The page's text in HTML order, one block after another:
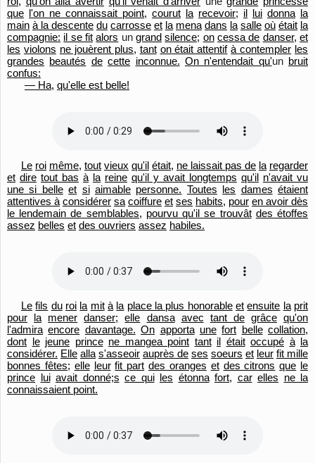
que l'on ne connaissait point, courut la recevoir; il lui donna la
main à la descente du carrosse et la mena dans la salle où était la
compagnie: il se fit alors un grand silence; on cessa de danser, et
les violons ne jouèrent plus, tant on était attentif à contempler les
grandes beautés de cette inconnue. On n'entendait qu'un bruit
confus:
— Ha, qu'elle est belle!
Le roi même, tout vieux qu'il était, ne laissait pas de la regarder
et dire tout bas à la reine qu'il y avait longtemps qu'il n'avait vu
une si belle et si aimable personne. Toutes les dames étaient
attentives à considérer sa coiffure et ses habits, pour en avoir dès
le lendemain de semblables, pourvu qu'il se trouvât des étoffes
assez belles et des ouvriers assez habiles.
Le fils du roi la mit à la place la plus honorable et ensuite la prit
pour la mener danser; elle dansa avec tant de grâce qu'on
l'admira encore davantage. On apporta une fort belle collation,
dont le jeune prince ne mangea point tant il était occupé à la
considérer. Elle alla s'asseoir auprès de ses soeurs et leur fit mille
bonnes fêtes; elle leur fit part des oranges et des citrons que le
prince lui avait donné;s ce qui les étonna fort, car elles ne la
connaissaient point.